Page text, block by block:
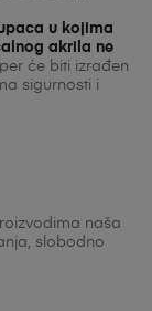
u kojima
akrila ne
će biti izrađen
sigurnosti i
naša
slobodno